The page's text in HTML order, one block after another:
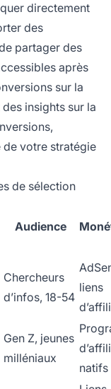
directement
des
partager des
après
sur la
insights sur la
votre stratégie
de sélection
Audience
Chercheurs
d’infos, 18-54
liens
Gen Z, jeunes
milléniaux
natifs